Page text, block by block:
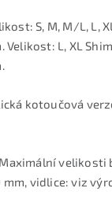
S, M, M/L, L,
Velikost: L, XL
kotoučová
velikosti
mm, vidlice: viz